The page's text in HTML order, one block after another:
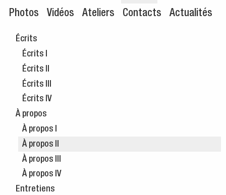
Photos
Vidéos Ateliers Contacts Actualités
Écrits
Écrits I
Écrits II
Écrits III
Écrits IV
À propos
À propos I
À propos II
À propos III
À propos IV
Entretiens